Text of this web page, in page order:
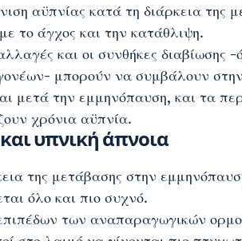
αϋπνίας κατά τη διάρκεια της
το άγχος και την κατάθλιψη.
και οι συνθήκες διαβίωσης
μπορούν να συμβάλουν στην
μετά την εμμηνόπαυση, και τα
χρόνια αϋπνία.
υπνική άπνοια
της μετάβασης στην
όλο και πιο συχνό.
των αναπαραγωγικών